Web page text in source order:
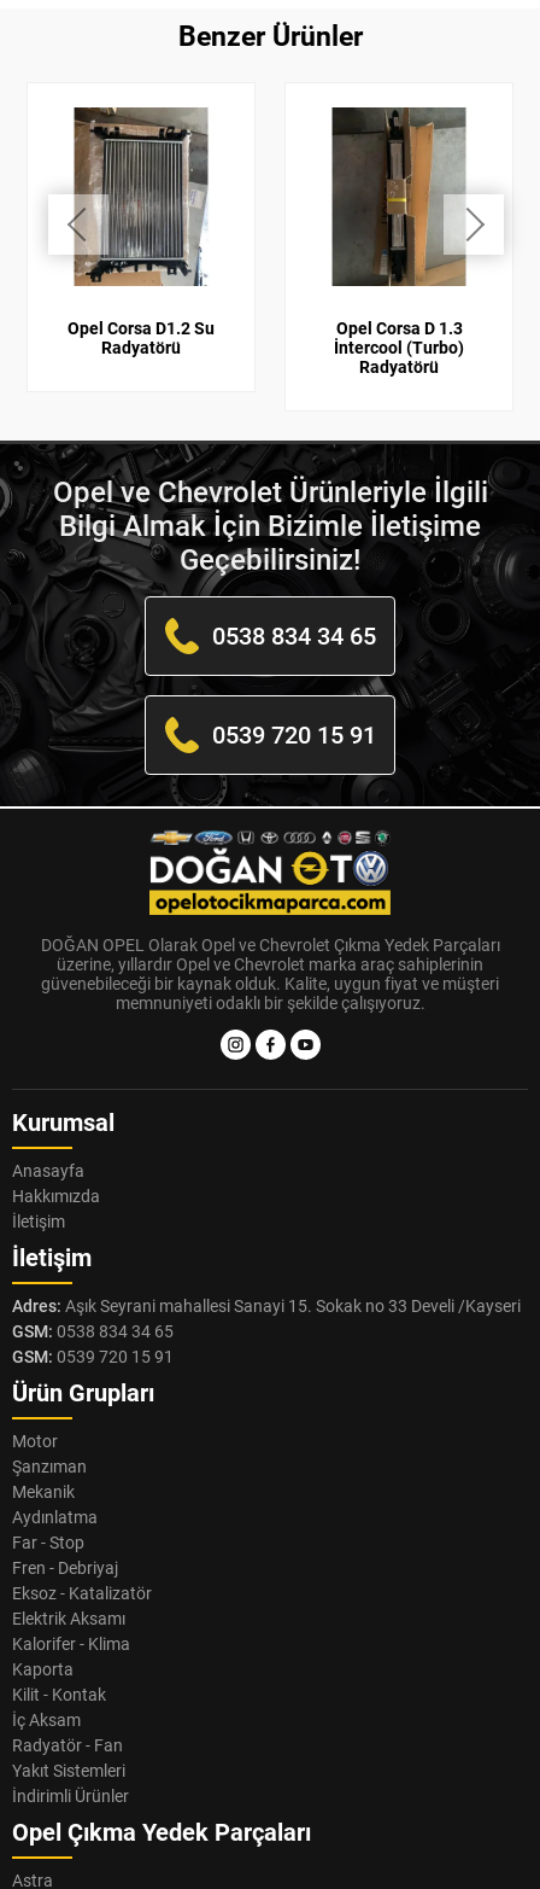
Benzer Ürünler
Opel Corsa D1.2 Su
Radyatörü
Opel Corsa D 1.3
İntercool (Turbo)
Radyatörü
Opel ve Chevrolet Ürünleriyle İlgili
Bilgi Almak İçin Bizimle İletişime
Geçebilirsiniz!
0538 834 34 65
0539 720 15 91
DOĞAN OPEL Olarak Opel ve Chevrolet Çıkma Yedek Parçaları
üzerine, yıllardır Opel ve Chevrolet marka araç sahiplerinin
güvenebileceği bir kaynak olduk. Kalite, uygun fiyat ve müşteri
memnuniyeti odaklı bir şekilde çalışıyoruz.
Kurumsal
Anasayfa
Hakkımızda
İletişim
İletişim
Adres: Aşık Seyrani mahallesi Sanayi 15. Sokak no 33 Develi /Kayseri
GSM: 0538 834 34 65
GSM: 0539 720 15 91
Ürün Grupları
Motor
Şanzıman
Mekanik
Aydınlatma
Far - Stop
Fren - Debriyaj
Eksoz - Katalizatör
Elektrik Aksamı
Kalorifer - Klima
Kaporta
Kilit - Kontak
İç Aksam
Radyatör - Fan
Yakıt Sistemleri
İndirimli Ürünler
Opel Çıkma Yedek Parçaları
Astra